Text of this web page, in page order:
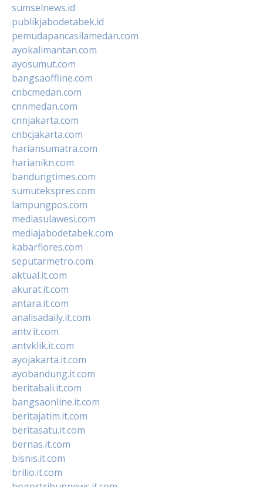
sumselnews.id
publikjabodetabek.id
pemudapancasilamedan.com
ayokalimantan.com
ayosumut.com
bangsaoffline.com
cnbcmedan.com
cnnmedan.com
cnnjakarta.com
cnbcjakarta.com
hariansumatra.com
harianikn.com
bandungtimes.com
sumutekspres.com
lampungpos.com
mediasulawesi.com
mediajabodetabek.com
kabarflores.com
seputarmetro.com
aktual.it.com
akurat.it.com
antara.it.com
analisadaily.it.com
antv.it.com
antvklik.it.com
ayojakarta.it.com
ayobandung.it.com
beritabali.it.com
bangsaonline.it.com
beritajatim.it.com
beritasatu.it.com
bernas.it.com
bisnis.it.com
brilio.it.com